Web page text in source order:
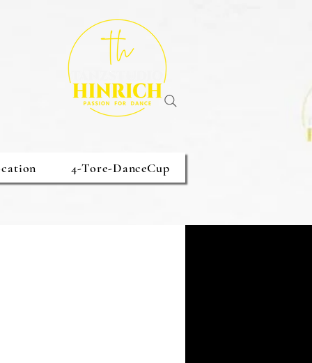
4-Tore-DanceCup